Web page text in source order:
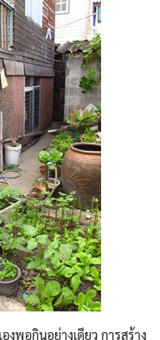
พอกินอย่างเดียว การสร้าง